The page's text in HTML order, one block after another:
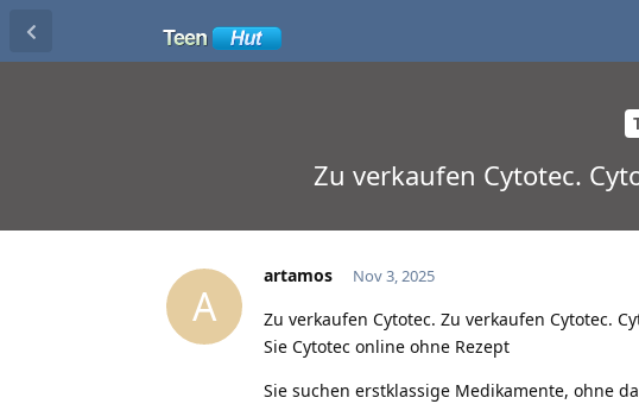
Zu verkaufen Cytotec.
A
artamos Nov 3, 2025
Zu verkaufen Cytotec. Zu verkaufen Cytotec.
Sie Cytotec online ohne Rezept
Sie suchen erstklassige Medikamente, ohne